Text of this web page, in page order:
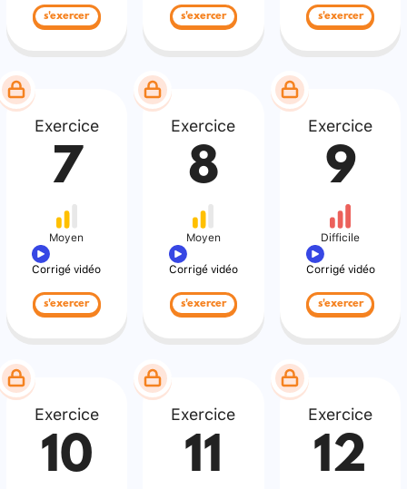
s'exercer s'exercer s'exercer
Exercice
7
Moyen
Corrigé vidéo
s'exercer
Exercice
8
Moyen
Corrigé vidéo
s'exercer
Exercice
9
Difficile
Corrigé vidéo
s'exercer
Exercice
10
Exercice
11
Exercice
12